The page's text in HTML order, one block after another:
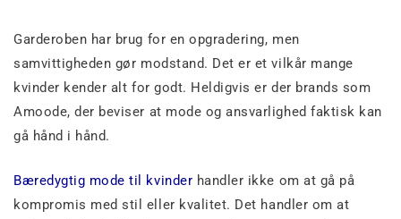
Garderoben har brug for en opgradering, men
samvittigheden gør modstand. Det er et vilkår mange
kvinder kender alt for godt. Heldigvis er der brands som
Amoode, der beviser at mode og ansvarlighed faktisk kan
gå hånd i hånd.
Bæredygtig mode til kvinder handler ikke om at gå på
kompromis med stil eller kvalitet. Det handler om at